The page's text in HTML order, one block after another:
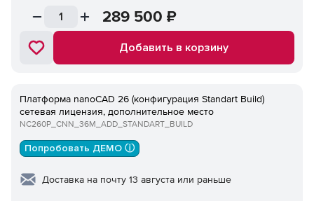
289 500 ₽
Добавить в корзину
Платформа nanoCAD 26 (конфигурация Standart Build)
сетевая лицензия, дополнительное место
NC260P_CNN_36M_ADD_STANDART_BUILD
Попробовать ДЕМО ⓘ
Доставка на почту 13 августа или раньше